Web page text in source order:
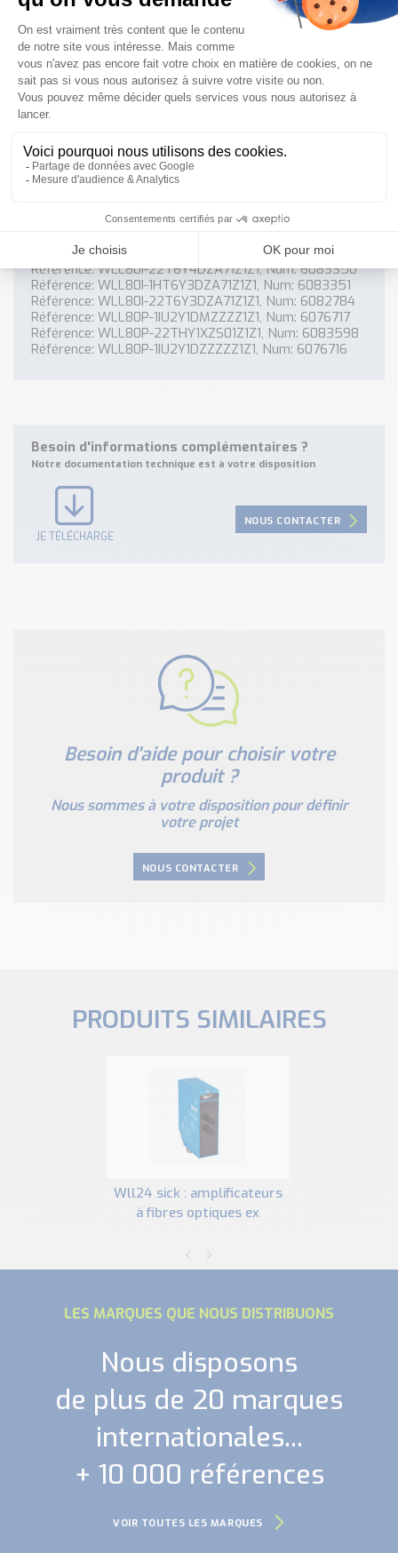
Référence: WLL80P-22T6Y1DZA71Z1Z1, Num: 6076723
Référence: WLL80P-22THY1DZZZZZ1Z1, Num: 6076725
Référence: WLL80P-1HTGY1DMZZZZ1Z1, Num: 6076714
Référence: WLL80P-RZZZZ1DMZZZZ1ZZ, Num: 6076712
Référence: WLL80P-RZZZZ1AEZZZZ1ZZ, Num: 6076721
Référence: WLL80I-22TGY3DEZZZZ1Z1, Num: 6082783
Référence: WLL80P-22TGY1DEZZZZ1Z1, Num: 6076719
Référence: WLL80P-1HT6Y1DZA71Z1Z1, Num: 6076722
Référence: WLL80P-1IUIY1DZZZZZ1Z1, Num: 6076726
Référence: WLL80I-1HT6Y4DZA71Z1Z1, Num: 6083349
Référence: WLL80I-22TGY4DMZZZZ1Z1, Num: 6084825
Référence: WLL80I-22T6Y4DZA71Z1Z1, Num: 6083350
Référence: WLL80I-1HT6Y3DZA71Z1Z1, Num: 6083351
Référence: WLL80I-22T6Y3DZA71Z1Z1, Num: 6082784
Référence: WLL80P-1IU2Y1DMZZZZ1Z1, Num: 6076717
Référence: WLL80P-22THY1XZS01Z1Z1, Num: 6083598
Référence: WLL80P-1IU2Y1DZZZZZ1Z1, Num: 6076716
Besoin d'informations complémentaires ?
Notre documentation technique est à votre disposition
JE TÉLÉCHARGE
NOUS CONTACTER
Besoin d'aide pour choisir votre
produit ?
Nous sommes à votre disposition pour définir
votre projet
NOUS CONTACTER
PRODUITS SIMILAIRES
wll24 sick : amplificateurs
à fibres optiques ex
LES MARQUES QUE NOUS DISTRIBUONS
Nous disposons
de plus de 20 marques
internationales...
+ 10 000 références
VOIR TOUTES LES MARQUES